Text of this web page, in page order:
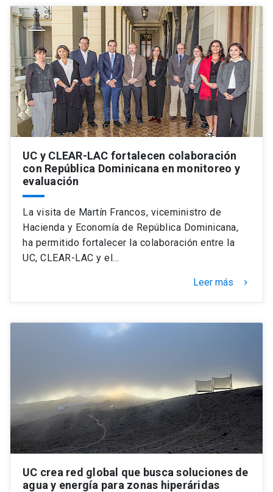
UC y CLEAR-LAC fortalecen colaboración
con República Dominicana en monitoreo y
evaluación
La visita de Martín Francos, viceministro de
Hacienda y Economía de República Dominicana,
ha permitido fortalecer la colaboración entre la
UC, CLEAR-LAC y el…
Leer más keyboard_arrow_right
UC crea red global que busca soluciones de
agua y energía para zonas hiperáridas